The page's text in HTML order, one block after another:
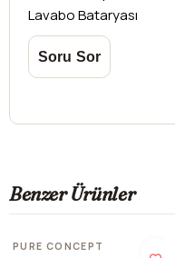
Lavabo Bataryası
Benzer Ürünler
PURE CONCEPT